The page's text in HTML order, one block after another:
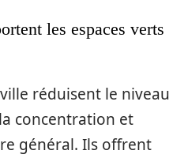
les espaces verts
réduisent le niveau
concentration et
général. Ils offrent